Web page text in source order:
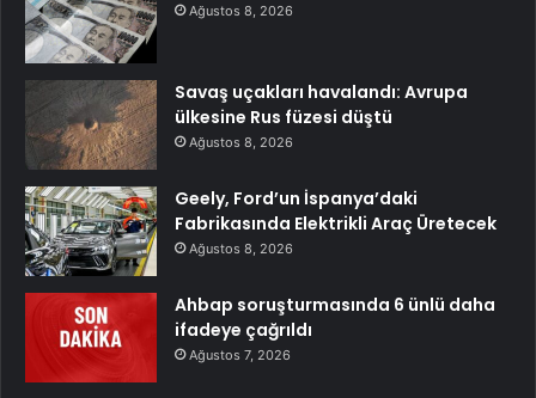
Ağustos 8, 2026
Savaş uçakları havalandı: Avrupa
ülkesine Rus füzesi düştü
Ağustos 8, 2026
Geely, Ford’un İspanya’daki
Fabrikasında Elektrikli Araç Üretecek
Ağustos 8, 2026
Ahbap soruşturmasında 6 ünlü daha
ifadeye çağrıldı
Ağustos 7, 2026